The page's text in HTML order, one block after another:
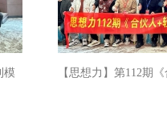
模 【思想力】第112期